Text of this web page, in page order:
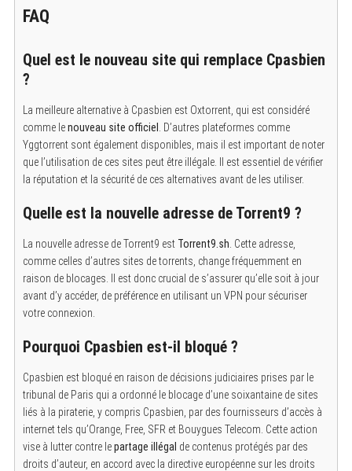
FAQ
Quel est le nouveau site qui remplace Cpasbien
?
La meilleure alternative à Cpasbien est Oxtorrent, qui est considéré
comme lenouveau site officiel . D’autres plateformes comme
Yggtorrent sont également disponibles, mais il est important de noter
que l’utilisation de ces sites peut être illégale. Il est essentiel de vérifier
la réputation et la sécurité de ces alternatives avant de les utiliser.
Quelle est la nouvelle adresse de Torrent9 ?
La nouvelle adresse de Torrent9 est Torrent9.sh . Cette adresse,
comme celles d’autres sites de torrents, change fréquemment en
raison de blocages. Il est donc crucial de s’assurer qu’elle soit à jour
avant d’y accéder, de préférence en utilisant un VPN pour sécuriser
votre connexion.
Pourquoi Cpasbien est-il bloqué ?
Cpasbien est bloqué en raison de décisions judiciaires prises par le
tribunal de Paris qui a ordonné le blocage d’une soixantaine de sites
liés à la piraterie, y compris Cpasbien, par des fournisseurs d’accès à
internet tels qu’Orange, Free, SFR et Bouygues Telecom. Cette action
vise à lutter contre lepartage illégal de contenus protégés par des
droits d’auteur, en accord avec la directive européenne sur les droits